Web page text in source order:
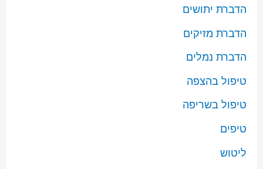
הדברת יתושים
הדברת מזיקים
הדברת נמלים
טיפול בהצפה
טיפול בשריפה
טיפים
ליטוש